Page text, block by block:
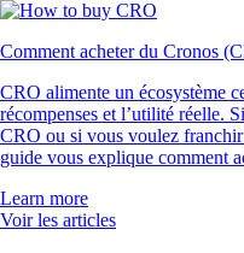
Comment acheter du Cronos
CRO alimente un écosystème
récompenses et l’utilité réelle.
CRO ou si vous voulez
guide vous explique comment
Learn more
Voir les articles